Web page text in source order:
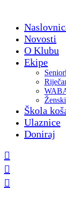
content
Novosti
O Klubu
Ekipe
Škola
Ulaznice
Doniraj